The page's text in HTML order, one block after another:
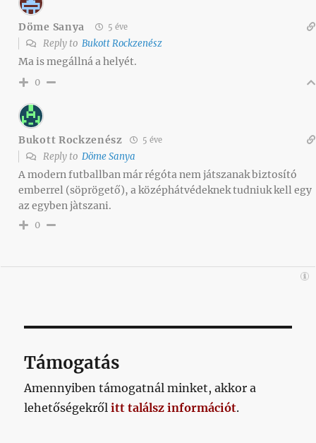
Döme Sanya 5 éve
Reply to Bukott Rockzenész
Ma is megállná a helyét.
0
Bukott Rockzenész 5 éve
Reply to Döme Sanya
A modern futballban már régóta nem játszanak biztosító
emberrel (söprögető), a középhátvédeknek tudniuk kell egy
az egyben jàtszani.
0
Támogatás
Amennyiben támogatnál minket, akkor a
lehetőségekrőlitt találsz információt.